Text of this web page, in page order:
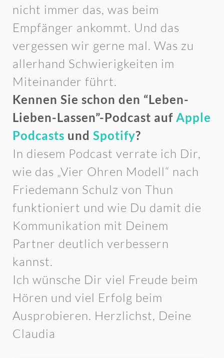
nicht immer das, was beim
Empfänger ankommt. Und das
vergessen wir gerne mal. Was zu
allerhand Schwierigkeiten im
Miteinander führt.
Kennen Sie schon den “Leben-
Lieben-Lassen”-Podcast auf Apple
Podcasts und Spotify?
In diesem Podcast verrate ich Dir,
wie das „Vier Ohren Modell“ nach
Friedemann Schulz von Thun
funktioniert und wie Du damit die
Kommunikation mit Deinem
Partner deutlich verbessern
kannst.
Ich wünsche Dir viel Freude beim
Hören und viel Erfolg beim
Ausprobieren. Herzlichst, Deine
Claudia